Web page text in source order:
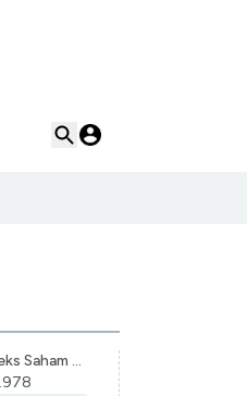
Indeks Saham Syariah Indonesia